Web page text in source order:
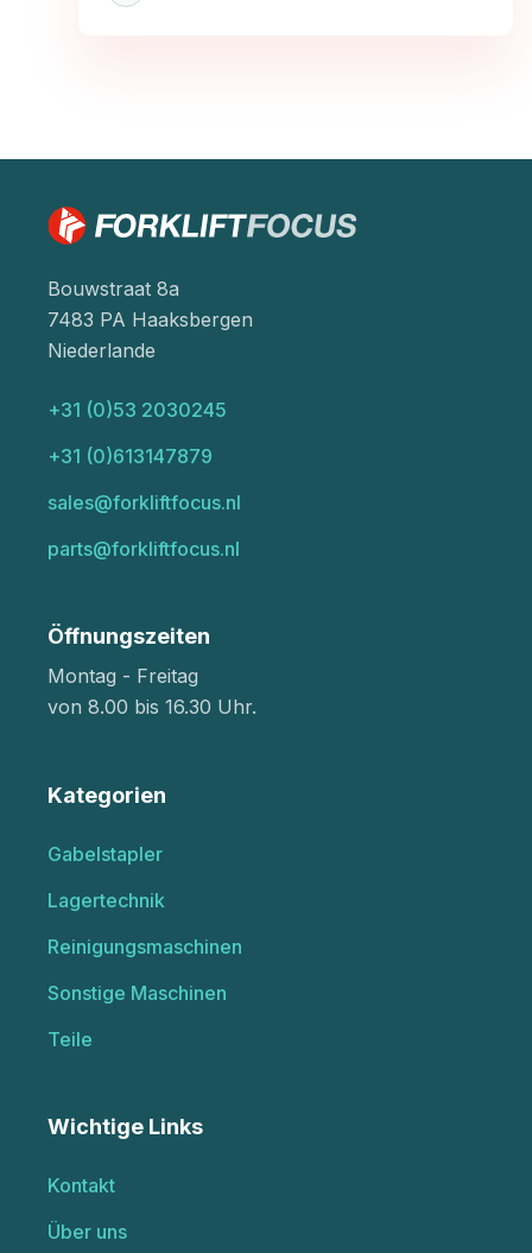
Bouwstraat 8a
7483 PA Haaksbergen
Niederlande
+31 (0)53 2030245
+31 (0)613147879
sales@forkliftfocus.nl
parts@forkliftfocus.nl
Öffnungszeiten
Montag - Freitag
von 8.00 bis 16.30 Uhr.
Kategorien
Gabelstapler
Lagertechnik
Reinigungsmaschinen
Sonstige Maschinen
Teile
Wichtige Links
Kontakt
Über uns